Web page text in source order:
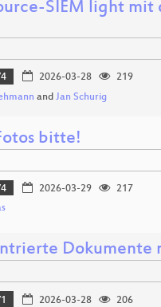
SIEM light mit
2026-03-28
219
and Jan Schurig
bitte!
2026-03-29
217
Dokumente
2026-03-28
206